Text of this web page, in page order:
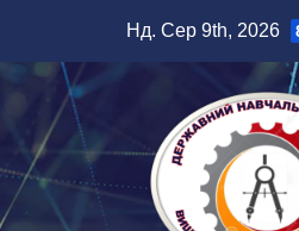
Нд. Сер 9th, 2026